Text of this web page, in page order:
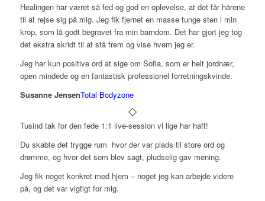
Healingen har været så fed og god en oplevelse, at det får hårene
til at rejse sig på mig. Jeg fik fjernet en masse tunge sten i min
krop, som lå godt begravet fra min barndom. Det har gjort jeg tog
det ekstra skridt til at stå frem og vise hvem jeg er.
Jeg har kun positive ord at sige om Sofia, som er helt jordnær,
open mindede og en fantastisk professionel forretningskvinde.
Susanne JensenTotal Bodyzone
Tusind tak for den fede 1:1 live-session vi lige har haft!
Du skabte det trygge rum hvor der var plads til store ord og
drømme, og hvor det som blev sagt, pludselig gav mening.
Jeg fik noget konkret med hjem – noget jeg kan arbejde videre
på, og det var vigtigt for mig.